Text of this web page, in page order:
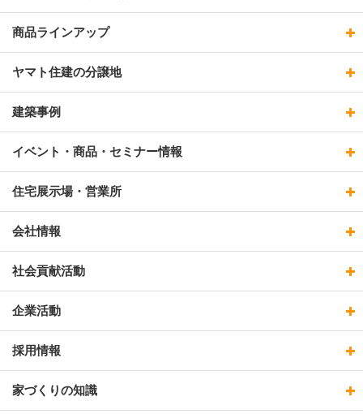
商品ラインアップ
ヤマト住建の分譲地
建築事例
イベント・商品・セミナー情報
住宅展示場・営業所
会社情報
社会貢献活動
企業活動
採用情報
家づくりの知識